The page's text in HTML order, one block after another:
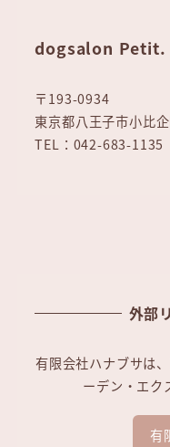
dogsalon Petit.
〒193-0934
東京都八王子市小比
TEL：042-683-1135
外部
有限会社ハナブサは
ーデン・エク
有